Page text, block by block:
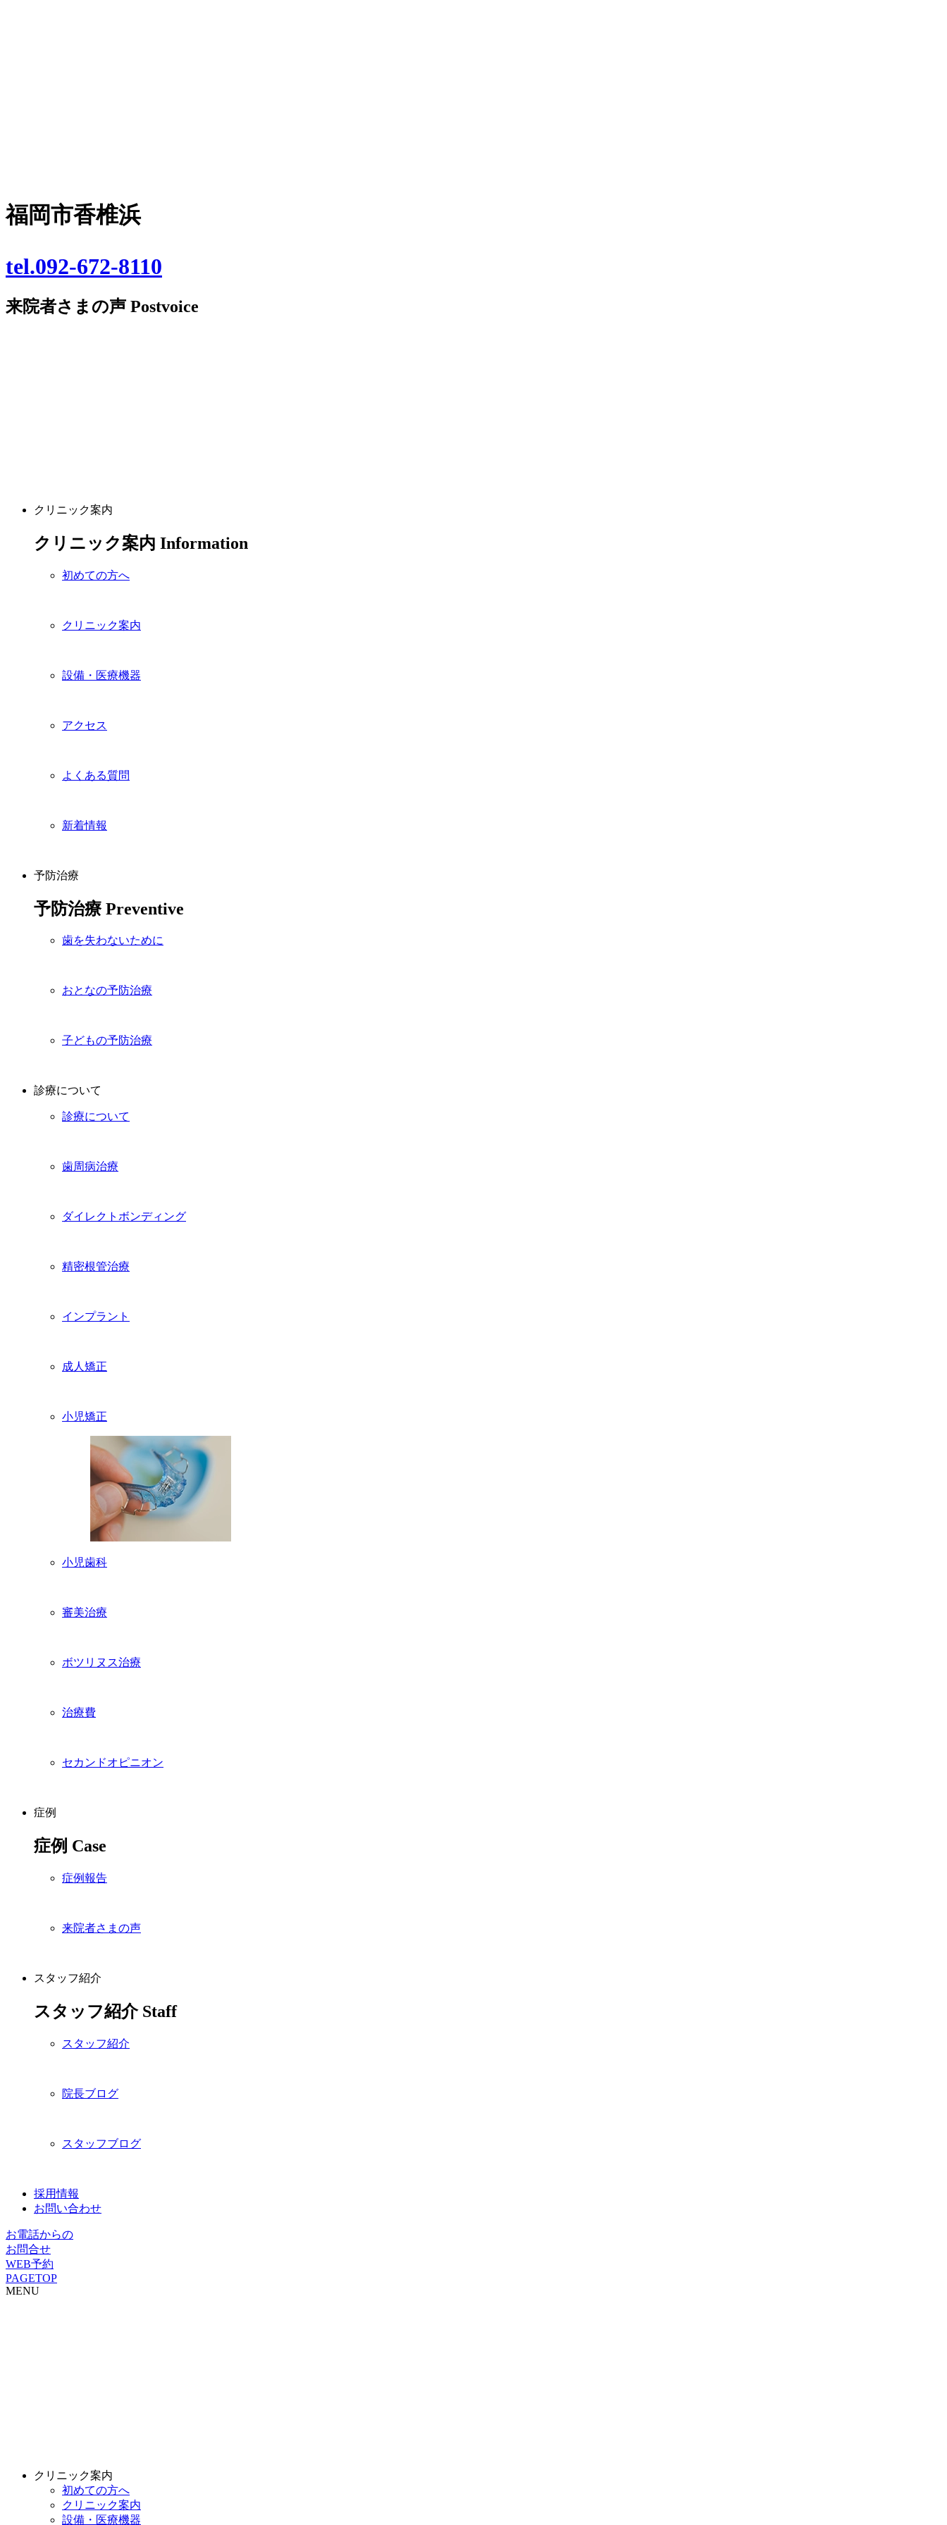
福岡市香椎浜
tel.092-672-8110
来院者さまの声 Postvoice
クリニック案内
クリニック案内 Information
初めての方へ
クリニック案内
設備・医療機器
アクセス
よくある質問
新着情報
予防治療
予防治療 Preventive
歯を失わないために
おとなの予防治療
子どもの予防治療
診療について
診療について
歯周病治療
ダイレクトボンディング
精密根管治療
インプラント
成人矯正
小児矯正
小児歯科
審美治療
ボツリヌス治療
治療費
セカンドオピニオン
症例
症例 Case
症例報告
来院者さまの声
スタッフ紹介
スタッフ紹介 Staff
スタッフ紹介
院長ブログ
スタッフブログ
採用情報
お問い合わせ
お電話からの
お問合せ
WEB予約
PAGETOP
MENU
クリニック案内
初めての方へ
クリニック案内
設備・医療機器